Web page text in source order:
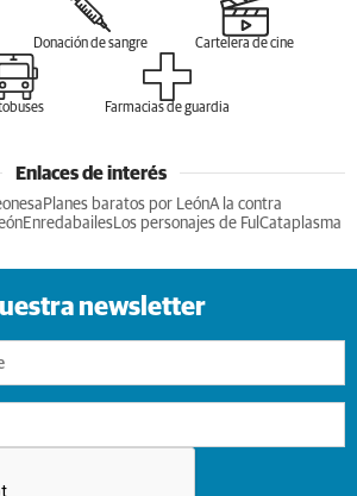
Donación de sangre Cartelera de cine
Farmacias de guardia
Enlaces de interés
Planes baratos por LeónA la contra
EnredabailesLos personajes de Ful Cataplasma
newsletter